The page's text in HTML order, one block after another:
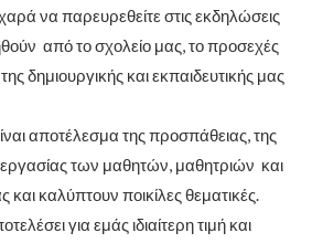
να παρευρεθείτε στις εκδηλώσεις
από το σχολείο μας, το προσεχές
δημιουργικής και εκπαιδευτικής μας
αποτέλεσμα της προσπάθειας, της
των μαθητών, μαθητριών και
καλύπτουν ποικίλες θεματικές.
για εμάς ιδιαίτερη τιμή και